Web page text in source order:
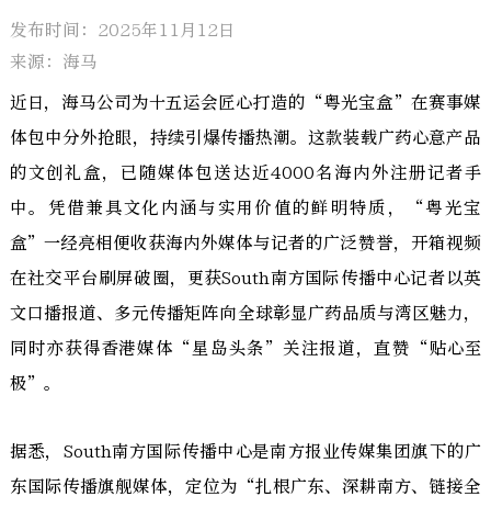
发布时间：2025年11月12日
来源：海马
近日，海马公司为十五运会匠心打造的“粤光宝盒”在赛事媒
体包中分外抢眼，持续引爆传播热潮。这款装载广药心意产品
的文创礼盒，已随媒体包送达近4000名海内外注册记者手
中。凭借兼具文化内涵与实用价值的鲜明特质，“粤光宝
盒”一经亮相便收获海内外媒体与记者的广泛赞誉，开箱视频
在社交平台刷屏破圈，更获South南方国际传播中心记者以英
文口播报道、多元传播矩阵向全球彰显广药品质与湾区魅力，
同时亦获得香港媒体“星岛头条”关注报道，直赞“贴心至
极”。
据悉，South南方国际传播中心是南方报业传媒集团旗下的广
东国际传播旗舰媒体，定位为“扎根广东、深耕南方、链接全